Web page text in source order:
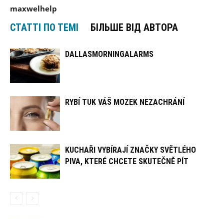
maxwelhelp
СТАТТІ ПО ТЕМІ БІЛЬШЕ ВІД АВТОРА
DALLASMORNINGALARMS
RYBÍ TUK VÁŠ MOZEK NEZACHRÁNÍ
KUCHAŘI VYBÍRAJÍ ZNAČKY SVĚTLÉHO
PIVA, KTERÉ CHCETE SKUTEČNĚ PÍT